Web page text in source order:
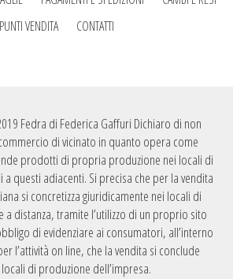
PUNTI VENDITA
CONTATTI
Fedra di Federica Gaffuri Dichiaro di non
di vicinato in quanto opera come
prodotti di propria produzione nei locali di
questi adiacenti. Si precisa che per la vendita
si concretizza giuridicamente nei locali di
a distanza, tramite l’utilizzo di un proprio sito
di evidenziare ai consumatori, all’interno
l’attività on line, che la vendita si conclude
di produzione dell’impresa.